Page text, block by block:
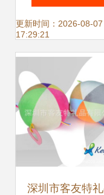
造宠物经济新生
更新时间：2026-08-07
17:29:21
深圳市客友特